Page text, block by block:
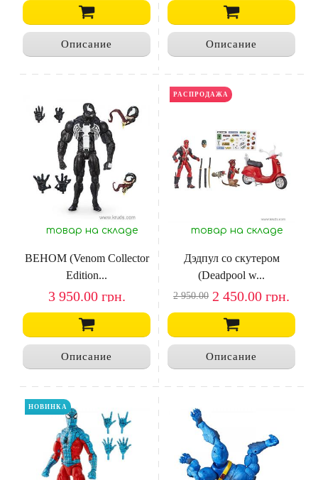
Описание Описание
товар на складе
ВЕНОМ (Venom Collector
Edition...
3 950.00 грн.
Описание
РАСПРОДАЖА
товар на складе
Дэдпул со скутером
(Deadpool w...
2 950.00 2 450.00 грн.
Описание
НОВИНКА